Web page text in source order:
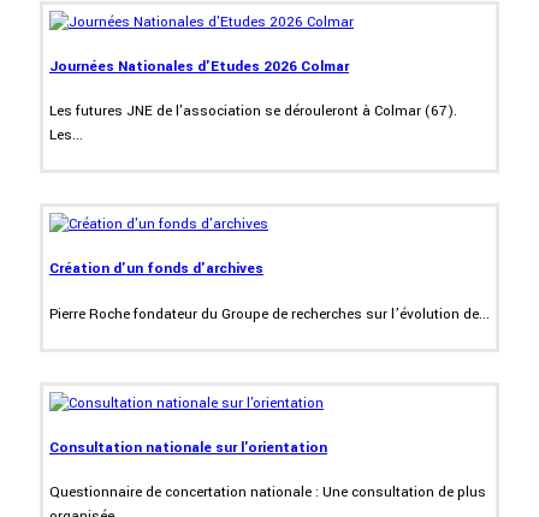
Journées Nationales d'Etudes 2026 Colmar
Les futures JNE de l'association se dérouleront à Colmar (67).
Les...
Création d'un fonds d'archives
Pierre Roche fondateur du Groupe de recherches sur l’évolution de...
Consultation nationale sur l'orientation
Questionnaire de concertation nationale : Une consultation de plus